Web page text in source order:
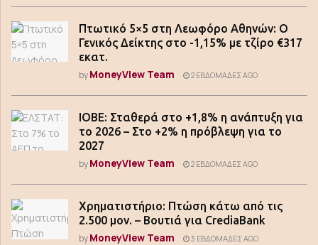
Πτωτικό 5×5 στη Λεωφόρο Αθηνών: Ο
Γενικός Δείκτης στο -1,15% με τζίρο €317
εκατ.
byMoneyView Team 2 ΕΒΔΟΜΆΔΕΣ AGO
ΙΟΒΕ: Σταθερά στο +1,8% η ανάπτυξη για
το 2026 – Στο +2% η πρόβλεψη για το
2027
byMoneyView Team 2 ΕΒΔΟΜΆΔΕΣ AGO
Χρηματιστήριο: Πτώση κάτω από τις
2.500 μον. – Βουτιά για CrediaBank
byMoneyView Team 3 ΕΒΔΟΜΆΔΕΣ AGO